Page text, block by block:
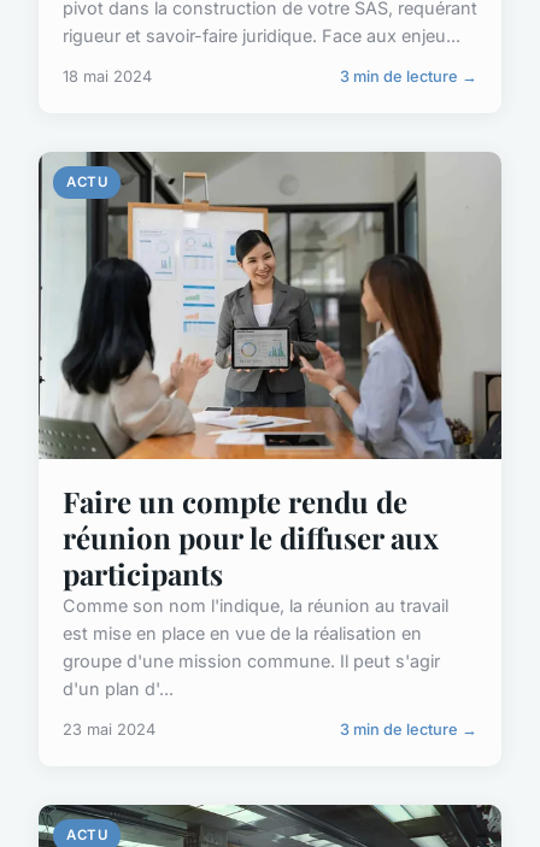
pivot dans la construction de votre SAS, requérant
rigueur et savoir-faire juridique. Face aux enjeu...
18 mai 2024 3 min de lecture →
ACTU
Faire un compte rendu de
réunion pour le diffuser aux
participants
Comme son nom l'indique, la réunion au travail
est mise en place en vue de la réalisation en
groupe d'une mission commune. Il peut s'agir
d'un plan d'...
23 mai 2024 3 min de lecture →
ACTU